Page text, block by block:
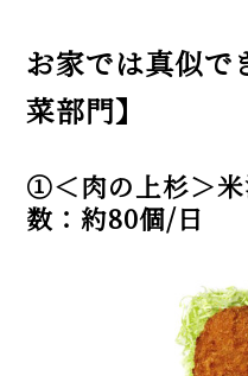
お家では真似で
菜部門】
①＜肉の上杉＞
数：約80個/日